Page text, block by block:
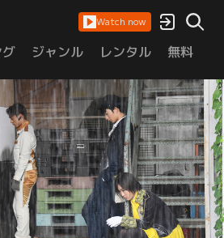
Watch now
ジャンル レンタル 無料